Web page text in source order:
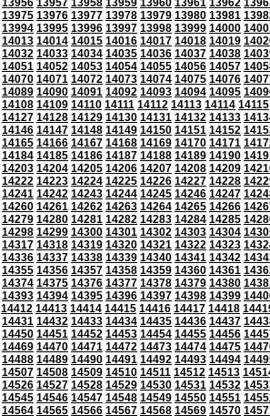
13956 13957 13958 13959 13960 13961 13962
13975 13976 13977 13978 13979 13980 13981
13994 13995 13996 13997 13998 13999 14000
14013 14014 14015 14016 14017 14018 14019
14032 14033 14034 14035 14036 14037 14038
14051 14052 14053 14054 14055 14056 14057
14070 14071 14072 14073 14074 14075 14076
14089 14090 14091 14092 14093 14094 14095
14108 14109 14110 14111 14112 14113 14114 14115
14127 14128 14129 14130 14131 14132 14133
14146 14147 14148 14149 14150 14151 14152
14165 14166 14167 14168 14169 14170 14171
14184 14185 14186 14187 14188 14189 14190
14203 14204 14205 14206 14207 14208 14209
14222 14223 14224 14225 14226 14227 14228
14241 14242 14243 14244 14245 14246 14247
14260 14261 14262 14263 14264 14265 14266
14279 14280 14281 14282 14283 14284 14285
14298 14299 14300 14301 14302 14303 14304
14317 14318 14319 14320 14321 14322 14323
14336 14337 14338 14339 14340 14341 14342
14355 14356 14357 14358 14359 14360 14361
14374 14375 14376 14377 14378 14379 14380
14393 14394 14395 14396 14397 14398 14399
14412 14413 14414 14415 14416 14417 14418
14431 14432 14433 14434 14435 14436 14437
14450 14451 14452 14453 14454 14455 14456
14469 14470 14471 14472 14473 14474 14475
14488 14489 14490 14491 14492 14493 14494
14507 14508 14509 14510 14511 14512 14513
14526 14527 14528 14529 14530 14531 14532
14545 14546 14547 14548 14549 14550 14551
14564 14565 14566 14567 14568 14569 14570